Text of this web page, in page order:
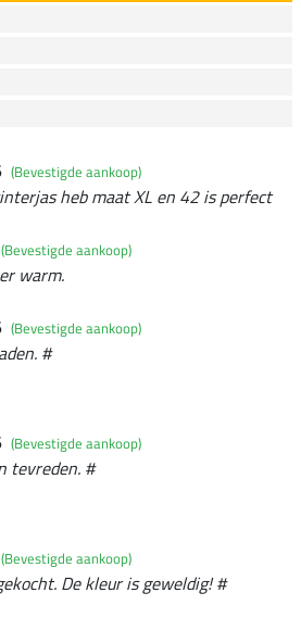
(Bevestigde aankoop)
heb maat XL en 42 is perfect
(Bevestigde aankoop)
warm.
(Bevestigde aankoop)
#
(Bevestigde aankoop)
tevreden. #
(Bevestigde aankoop)
De kleur is geweldig! #